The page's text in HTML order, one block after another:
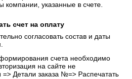
компании, указанные в счете.
счет на оплату
согласовать состав и даты
счета необходимо
на сайте не
=> Детали заказа №=> Распечатать